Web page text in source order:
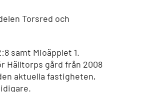
Torsred och
samt Mioäpplet 1.
Hälltorps gård från 2008
aktuella fastigheten,